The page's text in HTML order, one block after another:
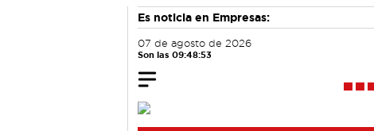
Es noticia en Empresas:
07 de agosto de 2026
Son las 09:48:54